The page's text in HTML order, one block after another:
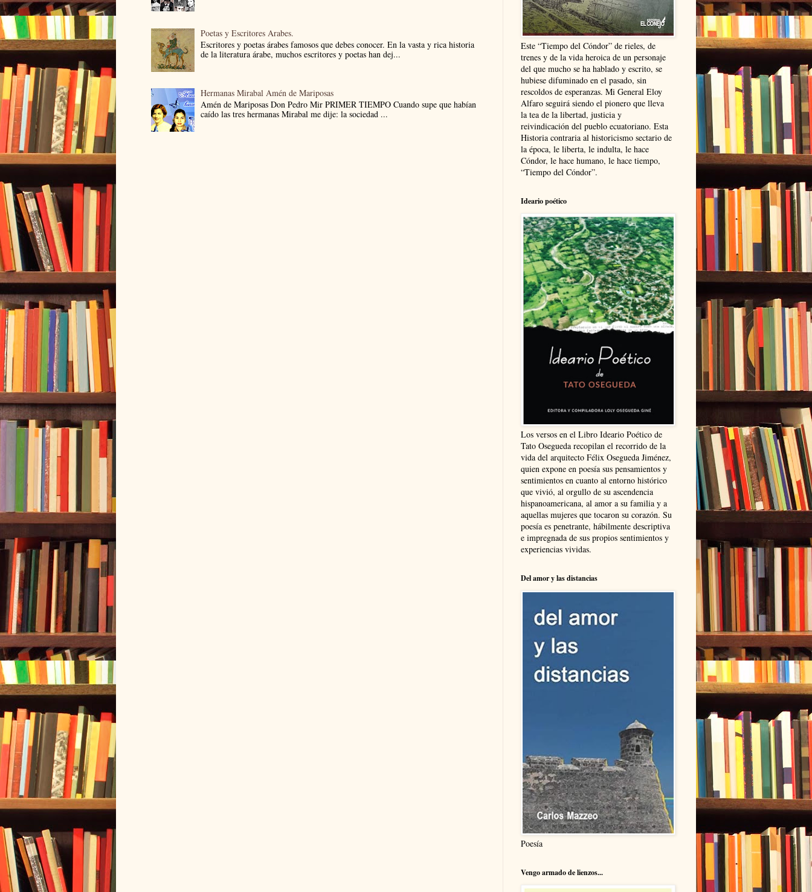
Poetas y Escritores Arabes.
Escritores y poetas árabes famosos que debes conocer. En la vasta y rica historia
de la literatura árabe, muchos escritores y poetas han dej...
Hermanas Mirabal Amén de Mariposas
Amén de Mariposas Don Pedro Mir PRIMER TIEMPO Cuando supe que habían
caído las tres hermanas Mirabal me dije: la sociedad ...
Este “Tiempo del Cóndor” de rieles, de
trenes y de la vida heroica de un personaje
del que mucho se ha hablado y escrito, se
hubiese difuminado en el pasado, sin
rescoldos de esperanzas. Mi General Eloy
Alfaro seguirá siendo el pionero que lleva
la tea de la libertad, justicia y
reivindicación del pueblo ecuatoriano. Esta
Historia contraria al historicismo sectario de
la época, le liberta, le indulta, le hace
Cóndor, le hace humano, le hace tiempo,
“Tiempo del Cóndor”.
Ideario poético
Los versos en el Libro Ideario Poético de
Tato Osegueda recopilan el recorrido de la
vida del arquitecto Félix Osegueda Jiménez,
quien expone en poesía sus pensamientos y
sentimientos en cuanto al entorno histórico
que vivió, al orgullo de su ascendencia
hispanoamericana, al amor a su familia y a
aquellas mujeres que tocaron su corazón. Su
poesía es penetrante, hábilmente descriptiva
e impregnada de sus propios sentimientos y
experiencias vividas.
Del amor y las distancias
Poesía
Vengo armado de lienzos...